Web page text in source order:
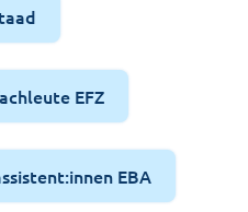
EFZ
EBA